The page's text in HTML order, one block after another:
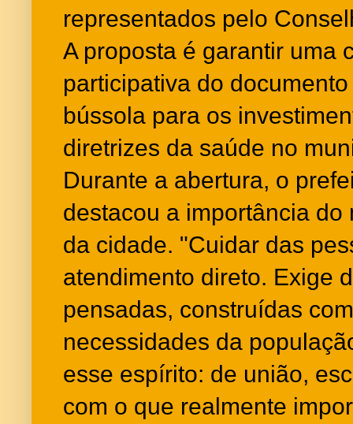
representados pelo
A proposta é garantir uma
participativa do
bússola para os
diretrizes da saúde no
Durante a abertura, o
destacou a importância
da cidade. "Cuidar das
atendimento direto. Exige
pensadas, construídas
necessidades da
esse espírito: de união,
com o que realmente